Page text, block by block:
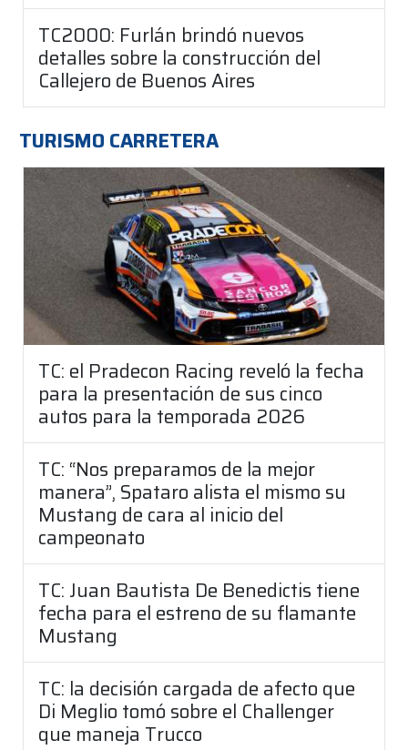
TC2000: Furlán brindó nuevos
detalles sobre la construcción del
Callejero de Buenos Aires
TURISMO CARRETERA
TC: el Pradecon Racing reveló la fecha
para la presentación de sus cinco
autos para la temporada 2026
TC: “Nos preparamos de la mejor
manera”, Spataro alista el mismo su
Mustang de cara al inicio del
campeonato
TC: Juan Bautista De Benedictis tiene
fecha para el estreno de su flamante
Mustang
TC: la decisión cargada de afecto que
Di Meglio tomó sobre el Challenger
que maneja Trucco